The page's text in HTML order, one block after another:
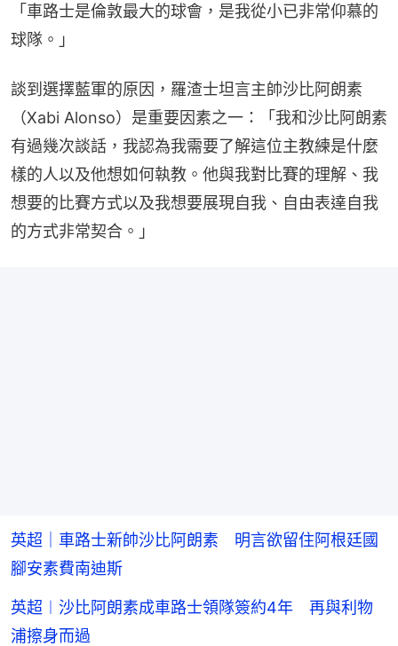
「車路士是倫敦最大的球會，是我從小已非常仰慕的
球隊。」
談到選擇藍軍的原因，羅渣士坦言主帥沙比阿朗素
（Xabi Alonso）是重要因素之一：「我和沙比阿朗素
有過幾次談話，我認為我需要了解這位主教練是什麼
樣的人以及他想如何執教。他與我對比賽的理解、我
想要的比賽方式以及我想要展現自我、自由表達自我
的方式非常契合。」
英超｜車路士新帥沙比阿朗素 明言欲留住阿根廷國
腳安素費南迪斯
英超︱沙比阿朗素成車路士領隊簽約4年 再與利物
浦擦身而過